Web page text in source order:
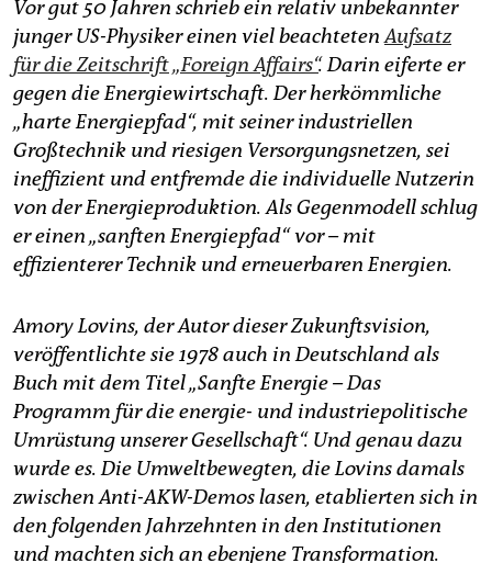
genossenschaft
epaper login
Vor gut 50 Jahren schrieb ein relativ unbekannter
junger US-Physiker einen viel beachtetenAufsatz
für die Zeitschrift „Foreign Affairs“. Darin eiferte er
gegen die Energiewirtschaft. Der herkömmliche
„harte Energiepfad“, mit seiner industriellen
Großtechnik und riesigen Versorgungsnetzen, sei
ineffizient und entfremde die individuelle Nutzerin
von der Energieproduktion. Als Gegenmodell schlug
er einen „sanften Energiepfad“ vor – mit
effizienterer Technik und erneuerbaren Energien.
Amory Lovins, der Autor dieser Zukunftsvision,
veröffentlichte sie 1978 auch in Deutschland als
Buch mit dem Titel „Sanfte Energie – Das
Programm für die energie- und industriepolitische
Umrüstung unserer Gesellschaft“. Und genau dazu
wurde es. Die Umweltbewegten, die Lovins damals
zwischen Anti-AKW-Demos lasen, etablierten sich in
den folgenden Jahrzehnten in den Institutionen
und machten sich an ebenjene Transformation.